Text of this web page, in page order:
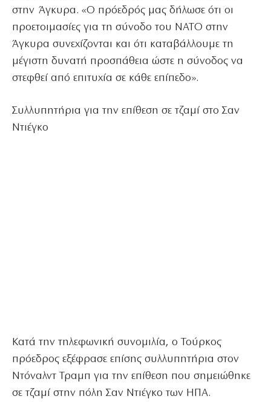
στην Άγκυρα. «Ο πρόεδρός μας δήλωσε ότι οι
προετοιμασίες για τη σύνοδο του ΝΑΤΟ στην
Άγκυρα συνεχίζονται και ότι καταβάλλουμε τη
μέγιστη δυνατή προσπάθεια ώστε η σύνοδος να
στεφθεί από επιτυχία σε κάθε επίπεδο».
Συλλυπητήρια για την επίθεση σε τζαμί στο Σαν
Ντιέγκο
Κατά την τηλεφωνική συνομιλία, ο Τούρκος
πρόεδρος εξέφρασε επίσης συλλυπητήρια στον
Ντόναλντ Τραμπ για την επίθεση που σημειώθηκε
σε τζαμί στην πόλη Σαν Ντιέγκο των ΗΠΑ.